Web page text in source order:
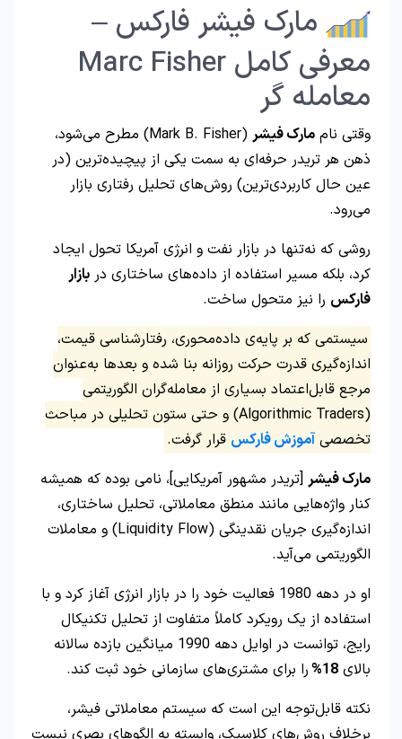
مارک فیشر فارکس –
معرفی کامل Marc Fisher
معامله گر
وقتی نام مارک فیشر
(Mark B. Fisher) مطرح می‌شود،
ذهن هر تریدر حرفه‌ای به سمت یکی از پیچیده‌ترین (در
عین حال کاربردی‌ترین) روش‌های تحلیل رفتاری بازار
می‌رود.
روشی که نه‌تنها در بازار نفت و انرژی آمریکا تحول ایجاد
کرد، بلکه مسیر استفاده از داده‌های ساختاری در بازار
فارکس را نیز متحول ساخت.
سیستمی که بر پایه‌ی داده‌محوری، رفتارشناسی قیمت،
اندازه‌گیری قدرت حرکت روزانه بنا شده و بعدها به‌عنوان
مرجع قابل‌اعتماد بسیاری از معامله‌گران الگوریتمی
(Algorithmic Traders) و حتی ستون تحلیلی در مباحث
تخصصی آموزش فارکس قرار گرفت.
مارک فیشر [تریدر مشهور آمریکایی]، نامی بوده که همیشه
کنار واژه‌هایی مانند منطق معاملاتی، تحلیل ساختاری،
اندازه‌گیری جریان نقدینگی (Liquidity Flow) و معاملات
الگوریتمی می‌آید.
او در دهه 1980 فعالیت خود را در بازار انرژی آغاز کرد و با
استفاده از یک رویکرد کاملاً متفاوت از تحلیل تکنیکال
رایج، توانست در اوایل دهه 1990 میانگین بازده سالانه
بالای 18%
را برای مشتری‌های سازمانی خود ثبت کند.
نکته قابل‌توجه این است که سیستم معاملاتی فیشر،
برخلاف روش‌های کلاسیک، وابسته به الگوهای بصری نیست